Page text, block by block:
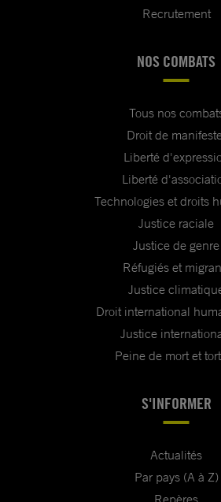
Recrutement
NOS COMBATS
Tous nos
Droit de
Liberté
Liberté
Technologies et droits
Justice raciale
Justice de genre
Réfugiés et
Justice
Droit international
Justice
Peine de mort et
S'INFORMER
Actualités
Par pays (A à Z)
Repères